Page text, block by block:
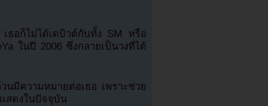
ธอก็ไม่ได้เดบิวต์กับทั้ง SM หรือ
ในปี 2006 ซึ่งกลายเป็นวงที่ได้
นมีความหมายต่อเธอ เพราะช่วย
สดงในปัจจุบัน